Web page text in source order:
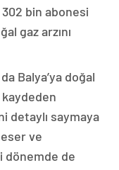
bin abonesi
gaz arzını
Balya’ya doğal
kaydeden
detaylı saymaya
ve
dönemde de